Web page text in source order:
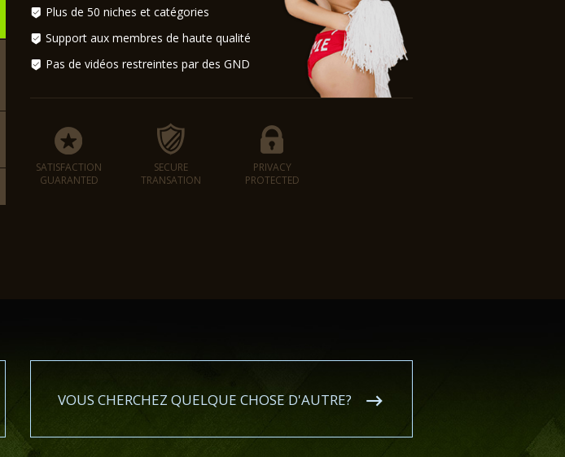
Plus de 50 niches et catégories
Support aux membres de haute qualité
Pas de vidéos restreintes par des GND
SATISFACTION
GUARANTED
SECURE
TRANSATION
PRIVACY
PROTECTED
VOUS CHERCHEZ QUELQUE CHOSE D'AUTRE?